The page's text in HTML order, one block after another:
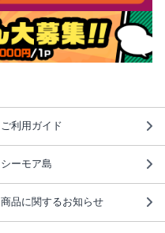
ご利用ガイド
シーモア島
商品に関するお知らせ